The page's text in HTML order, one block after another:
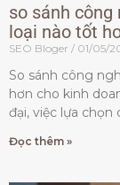
so sánh
loại nào tốt
SEO Bloger 01/05/
So sánh công
hơn cho kinh
đại, việc lựa chọn
Đọc thêm »